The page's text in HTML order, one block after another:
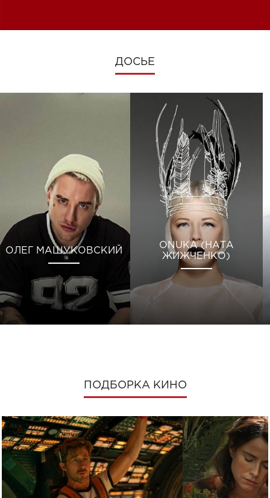
ДОСЬЕ
ОЛЕГ МАШУКОВСКИЙ
ONUKA (НАТА
ЖИЖЧЕНКО)
ПОДБОРКА КИНО